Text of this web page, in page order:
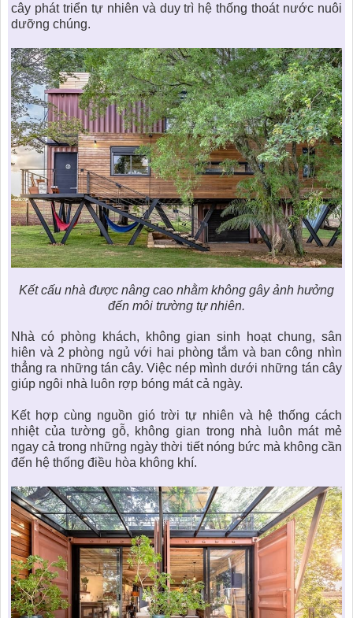
cây phát triển tự nhiên và duy trì hệ thống thoát nước nuôi
dưỡng chúng.
Kết cấu nhà được nâng cao nhằm không gây ảnh hưởng
đến môi trường tự nhiên.
Nhà có phòng khách, không gian sinh hoạt chung, sân
hiên và 2 phòng ngủ với hai phòng tắm và ban công nhìn
thẳng ra những tán cây. Việc nép mình dưới những tán cây
giúp ngôi nhà luôn rợp bóng mát cả ngày.
Kết hợp cùng nguồn gió trời tự nhiên và hệ thống cách
nhiệt của tường gỗ, không gian trong nhà luôn mát mẻ
ngay cả trong những ngày thời tiết nóng bức mà không cần
đến hệ thống điều hòa không khí.